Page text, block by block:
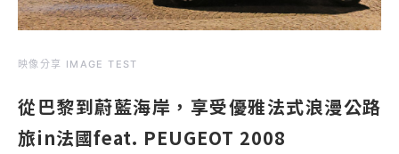
映像分享 IMAGE TEST
從巴黎到蔚藍海岸，享受優雅法式浪漫公路
旅in法國feat. PEUGEOT 2008